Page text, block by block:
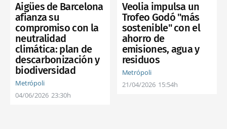
Aigües de Barcelona
afianza su
compromiso con la
neutralidad
climática: plan de
descarbonización y
biodiversidad
Metrópoli
04/06/2026 23:30h
Veolia impulsa un
Trofeo Godó "más
sostenible" con el
ahorro de
emisiones, agua y
residuos
Metrópoli
21/04/2026 15:54h